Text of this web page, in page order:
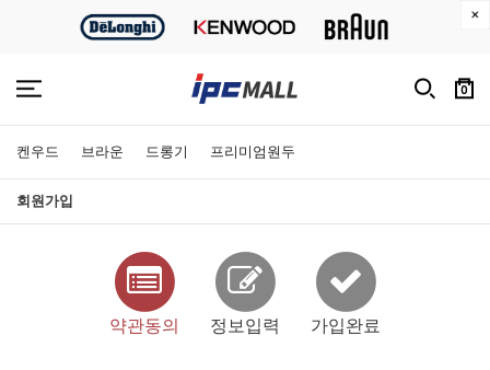
0
켄우드 브라운 드롱기 프리미엄원두
회원가입
약관동의 정보입력 가입완료